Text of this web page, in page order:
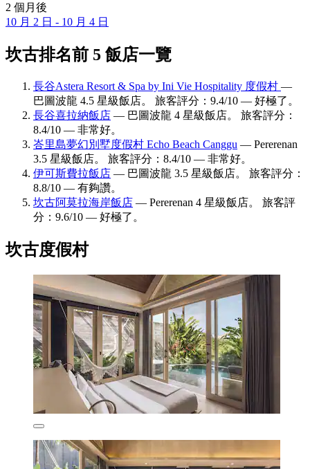
2 個月後
10 月 2 日 - 10 月 4 日
坎古排名前 5 飯店一覽
長谷Astera Resort & Spa by Ini Vie Hospitality 度假村 —
巴圖波龍 4.5 星級飯店。 旅客評分：9.4/10 — 好極了。
長谷喜拉納飯店 — 巴圖波龍 4 星級飯店。 旅客評分：
8.4/10 — 非常好。
峇里島夢幻別墅度假村 Echo Beach Canggu — Pererenan
3.5 星級飯店。 旅客評分：8.4/10 — 非常好。
伊可斯費拉飯店 — 巴圖波龍 3.5 星級飯店。 旅客評分：
8.8/10 — 有夠讚。
坎古阿莫拉海岸飯店 — Pererenan 4 星級飯店。 旅客評
分：9.6/10 — 好極了。
坎古度假村